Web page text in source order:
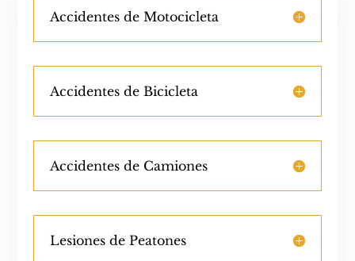
Accidentes de Motocicleta
Accidentes de Bicicleta
Accidentes de Camiones
Lesiones de Peatones